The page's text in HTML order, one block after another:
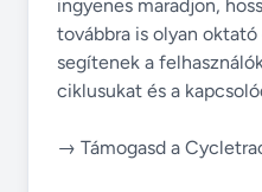
ingyenes maradjon,
továbbra is olyan
segítenek a
ciklusukat és a
→ Támogasd a